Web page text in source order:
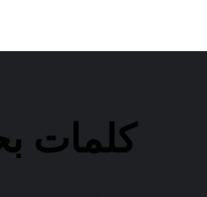
كلمات